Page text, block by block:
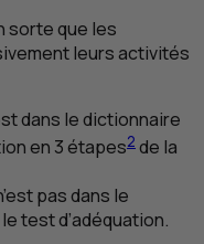
sorte que les
leurs activités
dans le dictionnaire
en 3 étapes2 de la
pas dans le
test d’adéquation.